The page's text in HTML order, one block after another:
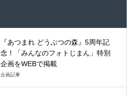
『あつまれ どうぶつの森』5周年記
念！「みんなのフォトじまん」特別
企画をWEBで掲載
企画記事